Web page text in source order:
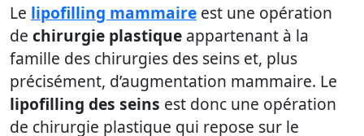
Le lipofilling mammaire est une opération
de chirurgie plastique appartenant à la
famille des chirurgies des seins et, plus
précisément, d’augmentation mammaire. Le
lipofilling des seins est donc une opération
de chirurgie plastique qui repose sur le